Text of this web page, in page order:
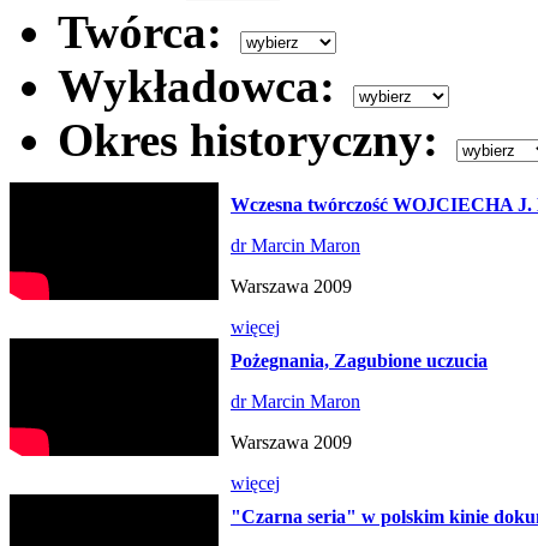
Twórca:
Wykładowca:
Okres historyczny:
Wczesna twórczość WOJCIECHA
dr Marcin Maron
Warszawa 2009
więcej
Pożegnania, Zagubione uczucia
dr Marcin Maron
Warszawa 2009
więcej
"Czarna seria" w polskim kinie